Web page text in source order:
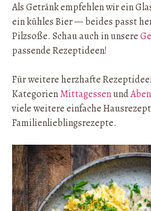
Als Getränk empfehlen wir ein
ein kühles Bier — beides passt
Pilzsoße. Schau auch in unsere
passende Rezeptideen!
Für weitere herzhafte
KategorienMittagessenund
viele weitere einfache
Familienlieblingsrezepte.